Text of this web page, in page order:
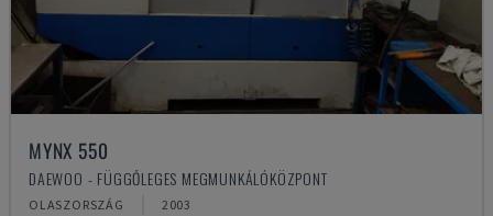
MYNX 550
DAEWOO - FÜGGŐLEGES MEGMUNKÁLÓKÖZPONT
OLASZORSZÁG 2003